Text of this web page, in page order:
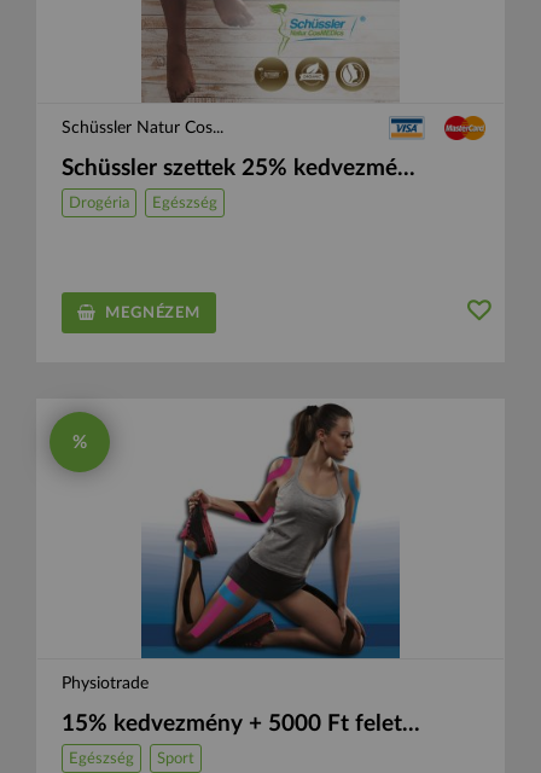
Schüssler Natur Cos...
Schüssler szettek 25% kedvezmé...
Drogéria Egészség
MEGNÉZEM
%
Physiotrade
15% kedvezmény + 5000 Ft felet...
Egészség Sport